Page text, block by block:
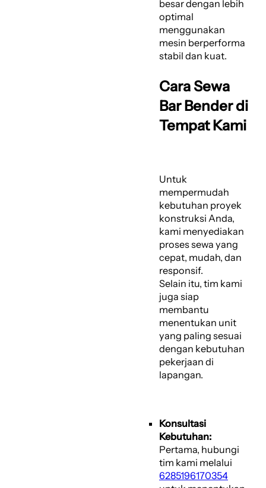
besar dengan lebih
optimal
menggunakan
mesin berperforma
stabil dan kuat.
Cara Sewa
Bar Bender di
Tempat Kami
Untuk
mempermudah
kebutuhan proyek
konstruksi Anda,
kami menyediakan
proses sewa yang
cepat, mudah, dan
responsif.
Selain itu, tim kami
juga siap
membantu
menentukan unit
yang paling sesuai
dengan kebutuhan
pekerjaan di
lapangan.
Konsultasi
Kebutuhan:
Pertama, hubungi
tim kami melalui
6285196170354